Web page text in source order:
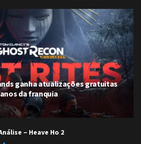
ganha atualizações gratuitas
da franquia
– Heave Ho 2